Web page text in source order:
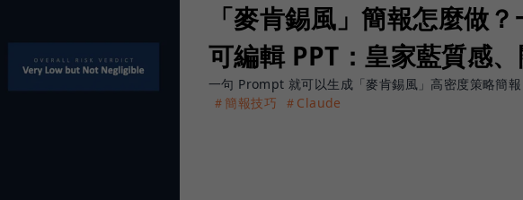
「麥肯錫風」簡報怎麼做
可編輯 PPT：皇家藍質感
一句 Prompt 就可以生成「麥肯錫風」高密度策略簡
＃簡報技巧
＃Claude